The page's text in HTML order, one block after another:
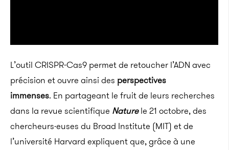
L’outil CRISPR-Cas9 permet de retoucher l’ADN avec
précision et ouvre ainsi des perspectives
immenses. En partageant le fruit de leurs recherches
dans la revue scientifique Naturele 21 octobre, des
chercheurs·euses du Broad Institute (MIT) et de
l’université Harvard expliquent que, grâce à une